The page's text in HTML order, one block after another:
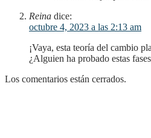
Reina dice:
octubre 4, 2023 a las 2:13 am
¡Vaya, esta teoría del cambio planeado suena interesante!
¿Alguien ha probado estas
Los comentarios están cerrados.